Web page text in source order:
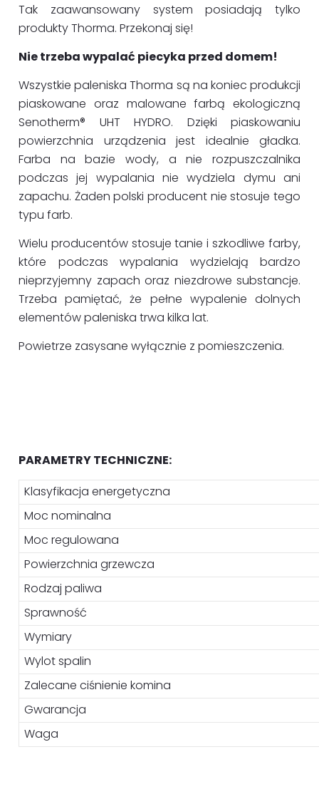
Tak zaawansowany system posiadają tylko
produkty Thorma. Przekonaj się!
Nie trzeba wypalać piecyka przed domem!
Wszystkie paleniska Thorma są na koniec produkcji
piaskowane oraz malowane farbą ekologiczną
Senotherm® UHT HYDRO. Dzięki piaskowaniu
powierzchnia urządzenia jest idealnie gładka.
Farba na bazie wody, a nie rozpuszczalnika
podczas jej wypalania nie wydziela dymu ani
zapachu. Żaden polski producent nie stosuje tego
typu farb.
Wielu producentów stosuje tanie i szkodliwe farby,
które podczas wypalania wydzielają bardzo
nieprzyjemny zapach oraz niezdrowe substancje.
Trzeba pamiętać, że pełne wypalenie dolnych
elementów paleniska trwa kilka lat.
Powietrze zasysane wyłącznie z pomieszczenia.
PARAMETRY TECHNICZNE:
Klasyfikacja energetyczna
Moc nominalna
Moc regulowana
Powierzchnia grzewcza
Rodzaj paliwa
Sprawność
Wymiary
Wylot spalin
Zalecane ciśnienie komina
Gwarancja
Waga